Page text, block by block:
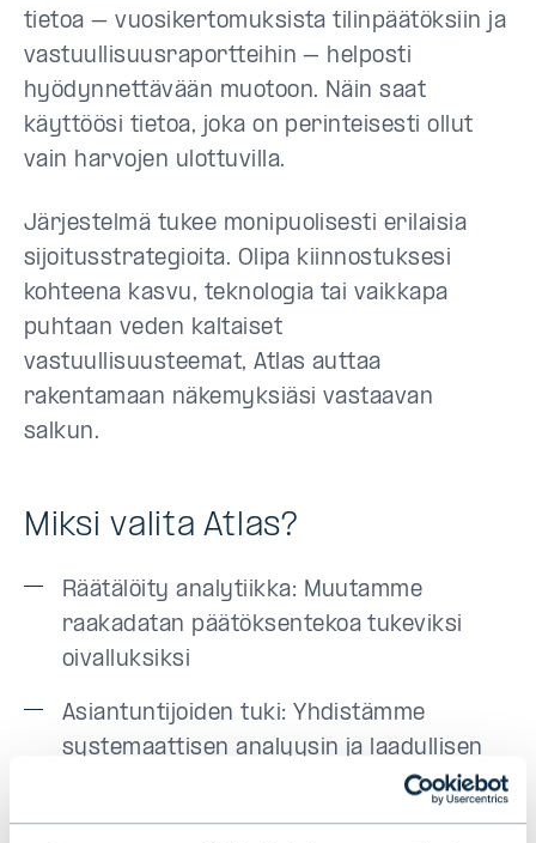
tietoa – vuosikertomuksista tilinpäätöksiin ja
vastuullisuusraportteihin – helposti
hyödynnettävään muotoon. Näin saat
käyttöösi tietoa, joka on perinteisesti ollut
vain harvojen ulottuvilla.
Järjestelmä tukee monipuolisesti erilaisia
sijoitusstrategioita. Olipa kiinnostuksesi
kohteena kasvu, teknologia tai vaikkapa
puhtaan veden kaltaiset
vastuullisuusteemat, Atlas auttaa
rakentamaan näkemyksiäsi vastaavan
salkun.
Miksi valita Atlas?
Räätälöity analytiikka: Muutamme
raakadatan päätöksentekoa tukeviksi
oivalluksiksi
Asiantuntijoiden tuki: Yhdistämme
systemaattisen analyysin ja laadullisen